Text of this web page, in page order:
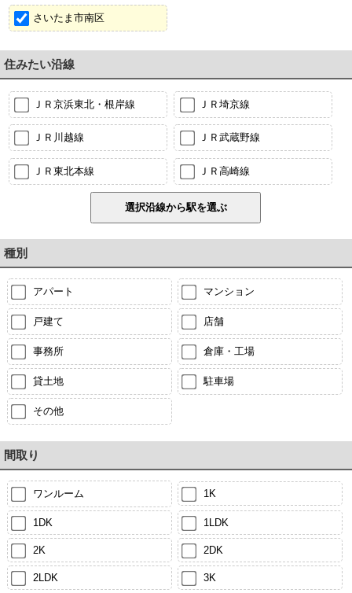
さいたま市南区
住みたい沿線
ＪＲ京浜東北・根岸線 ＪＲ埼京線
ＪＲ川越線 ＪＲ武蔵野線
ＪＲ東北本線 ＪＲ高崎線
種別
アパート マンション
戸建て 店舗
事務所 倉庫・工場
貸土地 駐車場
その他
間取り
ワンルーム 1K
1DK 1LDK
2K 2DK
2LDK 3K